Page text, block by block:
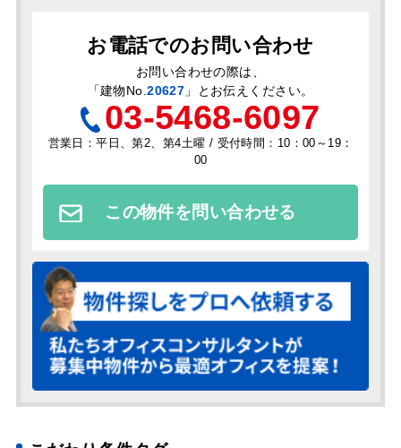
お電話でのお問い合わせ
お問い合わせの際は、
「建物No.20627 」とお伝えください。
03-5468-6097
営業日：平日、第2、第4土曜 / 受付時間：10：00～19：
00
この物件を問い合わせる